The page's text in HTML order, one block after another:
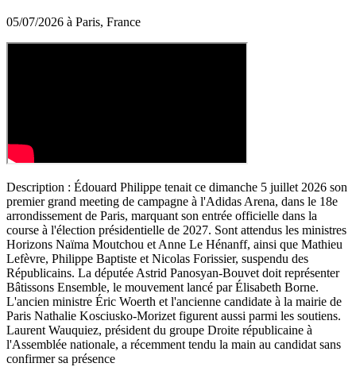
05/07/2026 à Paris, France
Description : Édouard Philippe tenait ce dimanche 5 juillet 2026 son
premier grand meeting de campagne à l'Adidas Arena, dans le 18e
arrondissement de Paris, marquant son entrée officielle dans la
course à l'élection présidentielle de 2027. Sont attendus les ministres
Horizons Naïma Moutchou et Anne Le Hénanff, ainsi que Mathieu
Lefèvre, Philippe Baptiste et Nicolas Forissier, suspendu des
Républicains. La députée Astrid Panosyan-Bouvet doit représenter
Bâtissons Ensemble, le mouvement lancé par Élisabeth Borne.
L'ancien ministre Éric Woerth et l'ancienne candidate à la mairie de
Paris Nathalie Kosciusko-Morizet figurent aussi parmi les soutiens.
Laurent Wauquiez, président du groupe Droite républicaine à
l'Assemblée nationale, a récemment tendu la main au candidat sans
confirmer sa présence